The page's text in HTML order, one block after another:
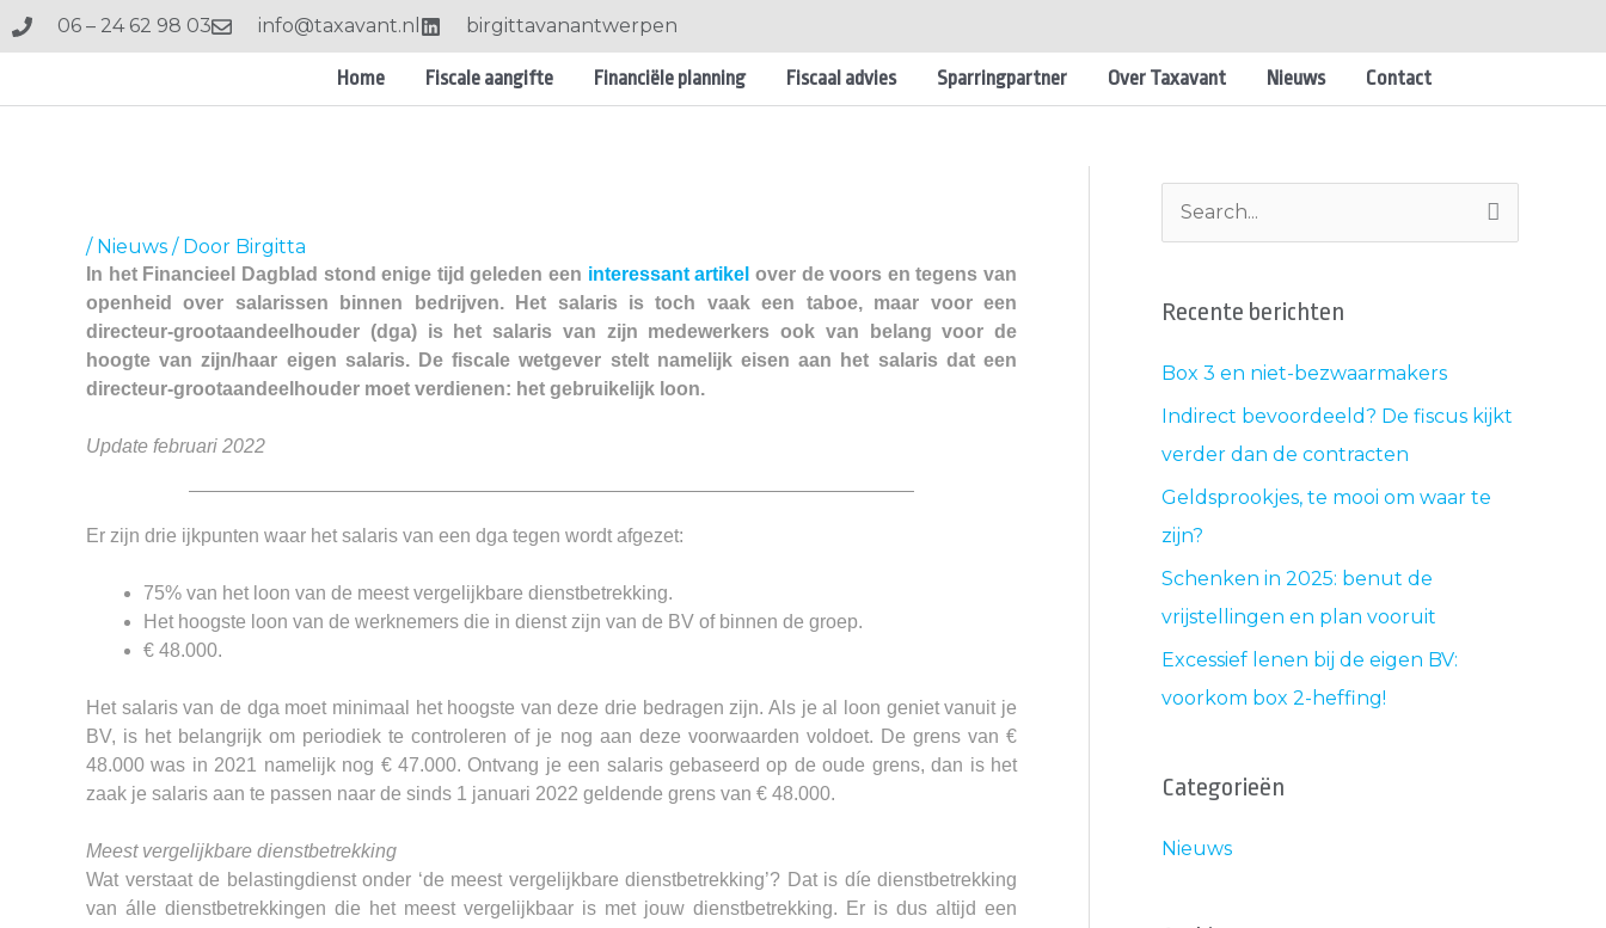
naar
06 – 24 62 98 03 info@taxavant.nl birgittavanantwerpen
Home Fiscale aangifte Financiële planning Fiscaal advies Sparringpartner Over Taxavant Nieuws Contact
/ Nieuws / Door Birgitta
In het Financieel Dagblad stond enige tijd geleden een interessant artikel over de voors en tegens van
openheid over salarissen binnen bedrijven. Het salaris is toch vaak een taboe, maar voor een
directeur-grootaandeelhouder (dga) is het salaris van zijn medewerkers ook van belang voor de
hoogte van zijn/haar eigen salaris. De fiscale wetgever stelt namelijk eisen aan het salaris dat een
directeur-grootaandeelhouder moet verdienen: het gebruikelijk loon.
Update februari 2022
Er zijn drie ijkpunten waar het salaris van een dga tegen wordt afgezet:
75% van het loon van de meest vergelijkbare dienstbetrekking.
Het hoogste loon van de werknemers die in dienst zijn van de BV of binnen de groep.
€ 48.000.
Het salaris van de dga moet minimaal het hoogste van deze drie bedragen zijn. Als je al loon geniet vanuit je
BV, is het belangrijk om periodiek te controleren of je nog aan deze voorwaarden voldoet. De grens van €
48.000 was in 2021 namelijk nog € 47.000. Ontvang je een salaris gebaseerd op de oude grens, dan is het
zaak je salaris aan te passen naar de sinds 1 januari 2022 geldende grens van € 48.000.
Meest vergelijkbare dienstbetrekking
Wat verstaat de belastingdienst onder ‘de meest vergelijkbare dienstbetrekking’? Dat is díe dienstbetrekking
van álle dienstbetrekkingen die het meest vergelijkbaar is met jouw dienstbetrekking. Er is dus altijd een
n
a
a
r
Recente berichten
Box 3 en niet-bezwaarmakers
Indirect bevoordeeld? De fiscus kijkt
verder dan de contracten
Geldsprookjes, te mooi om waar te
zijn?
Schenken in 2025: benut de
vrijstellingen en plan vooruit
Excessief lenen bij de eigen BV:
voorkom box 2-heffing!
Categorieën
Nieuws
r
h
v
e
n